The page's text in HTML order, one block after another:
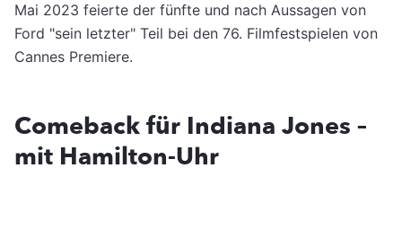
Mai 2023 feierte der fünfte und nach Aussagen von
Ford "sein letzter" Teil bei den 76. Filmfestspielen von
Cannes Premiere.
Comeback für Indiana Jones –
mit Hamilton-Uhr